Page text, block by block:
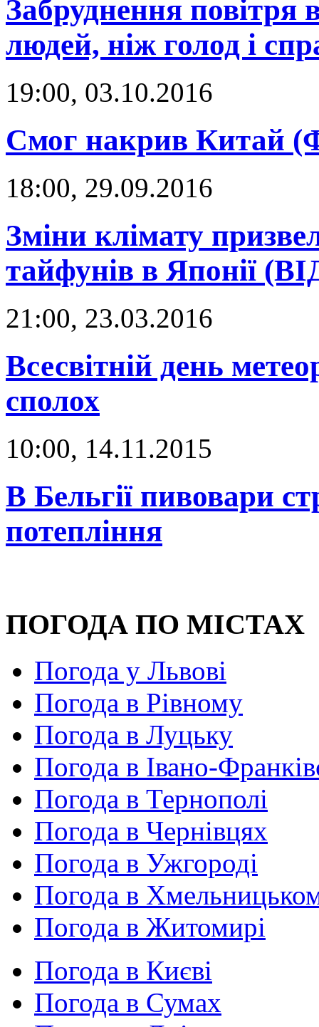
Забруднення повітря
людей, ніж голод і
19:00, 03.10.2016
Смог накрив Китай
18:00, 29.09.2016
Зміни клімату
тайфунів в Японії
21:00, 23.03.2016
Всесвітній день
сполох
10:00, 14.11.2015
В Бельгії пивовари
потепління
ПОГОДА ПО МІСТАХ
Погода у Львові
Погода в Рівному
Погода в Луцьку
Погода в Івано-
Погода в Тернополі
Погода в Чернівцях
Погода в Ужгороді
Погода в
Погода в Житомирі
Погода в Києві
Погода в Сумах